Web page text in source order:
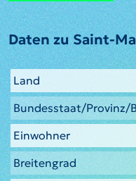
Daten zu Saint-
Land
Bundesstaat/Provinz/
Einwohner
Breitengrad